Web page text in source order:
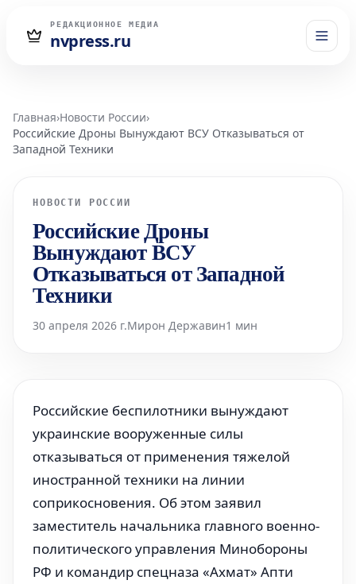
РЕДАКЦИОННОЕ МЕДИА
nvpress.ru
Главная›Новости России›
Российские Дроны Вынуждают ВСУ Отказываться от
Западной Техники
НОВОСТИ РОССИИ
Российские Дроны
Вынуждают ВСУ
Отказываться от Западной
Техники
30 апреля 2026 г.Мирон Державин1 мин
Российские беспилотники вынуждают
украинские вооруженные силы
отказываться от применения тяжелой
иностранной техники на линии
соприкосновения. Об этом заявил
заместитель начальника главного военно-
политического управления Минобороны
РФ и командир спецназа «Ахмат» Апти